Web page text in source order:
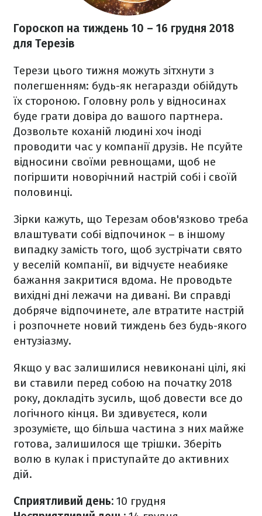
Гороскоп на тиждень 10 – 16 грудня 2018
для Терезів
Терези цього тижня можуть зітхнути з
полегшенням: будь-як негаразди обійдуть
їх стороною. Головну роль у відносинах
буде грати довіра до вашого партнера.
Дозвольте коханій людині хоч іноді
проводити час у компанії друзів. Не псуйте
відносини своїми ревнощами, щоб не
погіршити новорічний настрій собі і своїй
половинці.
Зірки кажуть, що Терезам обов'язково треба
влаштувати собі відпочинок – в іншому
випадку замість того, щоб зустрічати свято
у веселій компанії, ви відчуєте неабияке
бажання закритися вдома. Не проводьте
вихідні дні лежачи на дивані. Ви справді
добряче відпочинете, але втратите настрій
і розпочнете новий тиждень без будь-якого
ентузіазму.
Якщо у вас залишилися невиконані цілі, які
ви ставили перед собою на початку 2018
року, докладіть зусиль, щоб довести все до
логічного кінця. Ви здивуєтеся, коли
зрозумієте, що більша частина з них майже
готова, залишилося ще трішки. Зберіть
волю в кулак і приступайте до активних
дій.
Сприятливий день: 10 грудня